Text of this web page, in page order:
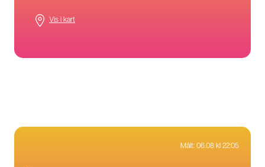
Vis i kart
Målt: 06.08 kl 22:05